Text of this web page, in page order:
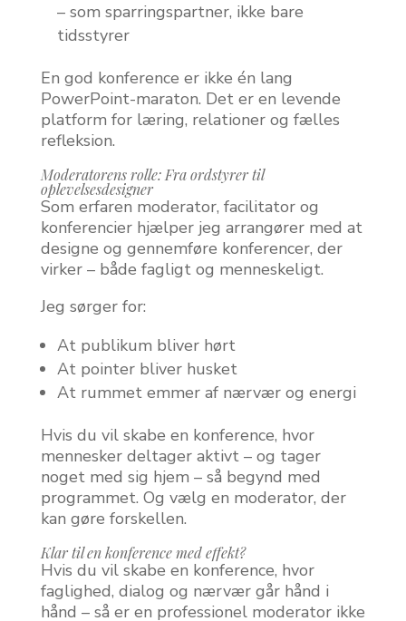
– som sparringspartner, ikke bare
tidsstyrer
En god konference er ikke én lang
PowerPoint-maraton. Det er en levende
platform for læring, relationer og fælles
refleksion.
Moderatorens rolle: Fra ordstyrer til
oplevelsesdesigner
Som erfaren moderator, facilitator og
konferencier hjælper jeg arrangører med at
designe og gennemføre konferencer, der
virker – både fagligt og menneskeligt.
Jeg sørger for:
At publikum bliver hørt
At pointer bliver husket
At rummet emmer af nærvær og energi
Hvis du vil skabe en konference, hvor
mennesker deltager aktivt – og tager
noget med sig hjem – så begynd med
programmet. Og vælg en moderator, der
kan gøre forskellen.
Klar til en konference med effekt?
Hvis du vil skabe en konference, hvor
faglighed, dialog og nærvær går hånd i
hånd – så er en professionel moderator ikke